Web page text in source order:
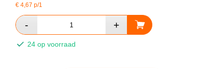
€4,67 p/1
24 op voorraad